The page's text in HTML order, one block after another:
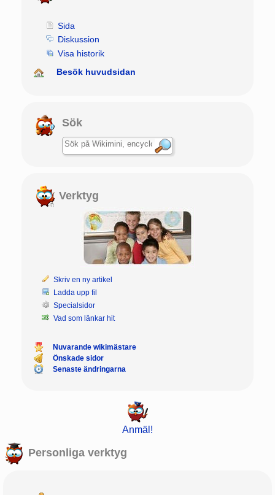
Sida
Diskussion
Visa historik
Besök huvudsidan
Sök
Verktyg
Skriv en ny artikel
Ladda upp fil
Specialsidor
Vad som länkar hit
Nuvarande wikimästare
Önskade sidor
Senaste ändringarna
Anmäl!
Personliga verktyg